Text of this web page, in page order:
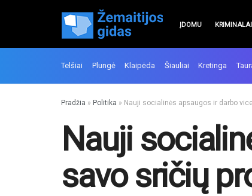
ĮDOMU KRIMINALAI
Telšiai Plungė Klaipėda Šiauliai Kretinga
Pradžia » Politika » Nauji socialinės apsaugos ir darbo
Nauji
savo sričių